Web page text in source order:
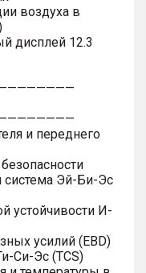
воздуха в
дисплей 12.3
и переднего
система Эй-Би-Эс
устойчивости И-
усилий (EBD)
Си-Эс (TCS)